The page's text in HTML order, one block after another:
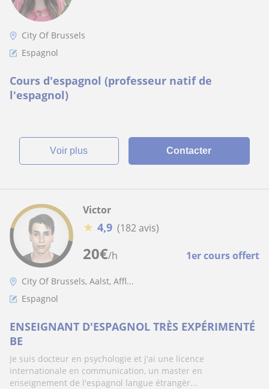
City Of Brussels
Espagnol
Cours d'espagnol (professeur natif de
l'espagnol)
voir plus Contacter
20€/h 1er cours offert
Victor
★ 4,9 (182 avis)
City Of Brussels, Aalst, Affl...
Espagnol
ENSEIGNANT D'ESPAGNOL TRÈS EXPÉRIMENTÉ
BE
Je suis docteur en psychologie et j'ai une licence
internationale en communication, un master en
enseignement de l'espagnol langue étrangèr...